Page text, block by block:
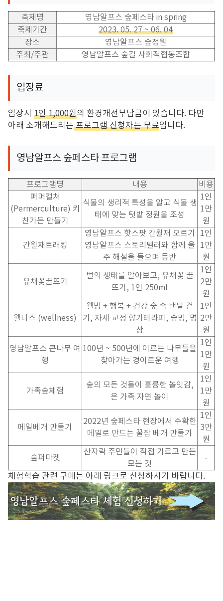
축제명 영남알프스 숲페스타 in spring
축제기간
2023. 05. 27 ~ 06. 04
장소
영남알프스 숲정원
주최 /주관 영남알프스 숲길 사회적협동조합
입장료
입장시 1인1,000원의 환경개선부담금이 있습니다. 다만
아래 소개해드리는프로그램 신청자는 무료입니다.
영남알프스 숲페스타 프로그램
프로그램명 내용
비용
퍼머컬처
(Permerculture) 키
친가든 만들기
식물의 생리적 특성을 알고 식물 생
태에 맞는 텃밭 정원을 조성
1인
1 만
원
간월재트래킹
영남알프스 핫스팟 간월재 오르기
영남알프스 스토리텔러와 함께 울
주 해설을 들으며 등반
1인
1 만
원
유채꽃꿀뜨기
벌의 생태를 알아보고, 유채꽃 꿀
뜨기 , 1인 250ml
1인
2만
원
웰니스 (wellness)
웰빙 + 행복 + 건강 숲 속 밴말 걷
기 , 자세 교정 향기테라피 , 숲멍, 명
상
1인
2만
원
영남알프스 큰나무 여
행
100년 ~ 500년에 이르는 나무들을
찾아가는 경이로운 여행
1인
1 만
원
가족숲체험
숲의 모든 것들이 훌륭한 놀잇감,
온 가족 자연 놀이
1인
1 만
원
메일베개 만들기
2022년 숲페스타 현장에서 수확한
메밀로 만드는 꿀잠 베개 만들기
1인
3만
원
숲퍼마켓
산자락 주민들이 직접 기르고 만든
모든 것
-
체험학습 관련 구매는 아래 링크로 신청하시기 바랍니다.